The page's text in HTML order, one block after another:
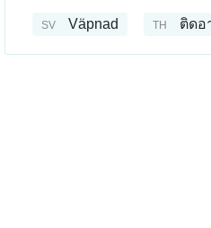
SV Väpnad TH ติดอ